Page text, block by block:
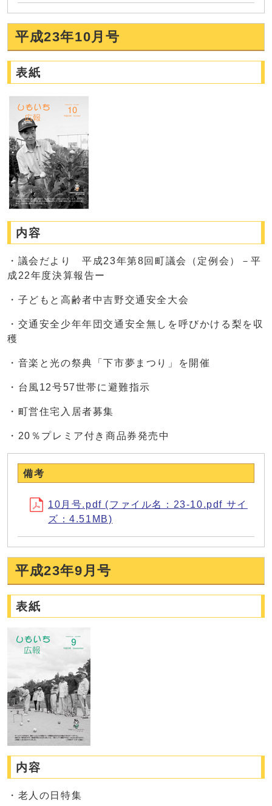
平成23年10月号
表紙
内容
・議会だより 平成23年第8回町議会（定例会）－平
成22年度決算報告ー
・子どもと高齢者中吉野交通安全大会
・交通安全少年年団交通安全無しを呼びかける梨を収
穫
・音楽と光の祭典「下市夢まつり」を開催
・台風12号57世帯に避難指示
・町営住宅入居者募集
・20％プレミア付き商品券発売中
備考
10月号.pdf (ファイル名：23-10.pdf サイ
ズ：4.51MB)
平成23年9月号
表紙
内容
・老人の日特集